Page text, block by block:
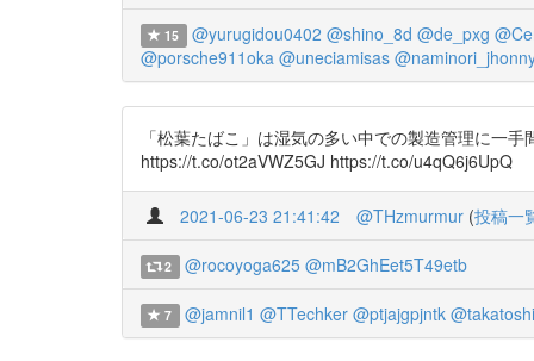
15 @yurugidou0402 @shino_8d @de_pxg
@porsche911oka @uneciamisas
「松葉たばこ」は湿気の多い中での製造管理に一
https://t.co/ot2aVWZ5GJ https://t.co/u4qQ6j6UpQ
2021-06-23 21:41:42 @THzmurmur (投稿一
2 @rocoyoga625 @mB2GhEet5T49etb
7 @jamnil1 @TTechker @ptjajgpjntk